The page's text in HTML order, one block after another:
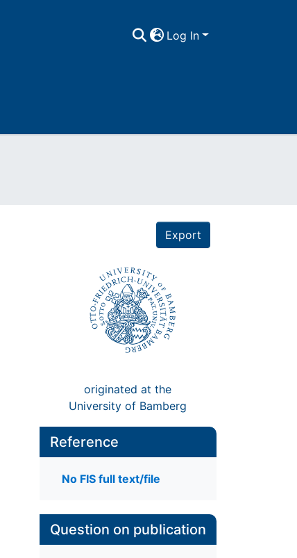
Log In
Export
originated at the
University of Bamberg
Reference
No FIS full text/file
Question on publication